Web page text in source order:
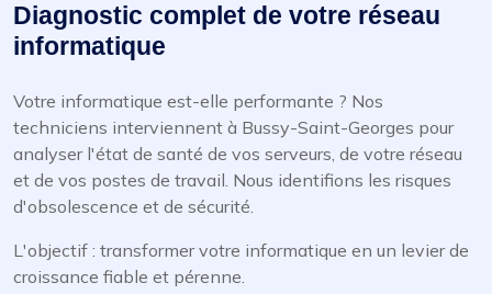
Diagnostic complet de votre réseau
informatique
Votre informatique est-elle performante ? Nos
techniciens interviennent à Bussy-Saint-Georges pour
analyser l'état de santé de vos serveurs, de votre réseau
et de vos postes de travail. Nous identifions les risques
d'obsolescence et de sécurité.
L'objectif : transformer votre informatique en un levier de
croissance fiable et pérenne.